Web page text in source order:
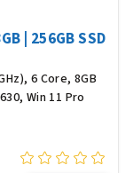
| 256GB SSD
6 Core, 8GB
Win 11 Pro